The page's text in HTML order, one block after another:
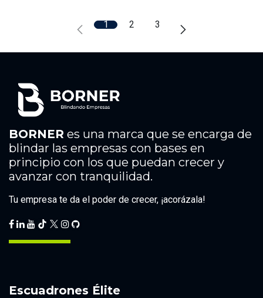
1 2 3
BORNER es una marca que se encarga de
blindar las empresas con bases en
principio con los que puedan crecer y
avanzar con tranquilidad.
Tu empresa te da el poder de crecer, ¡acorázala!
Escuadrones Élite